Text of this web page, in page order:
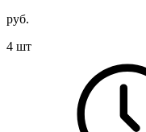
руб.
4 шт